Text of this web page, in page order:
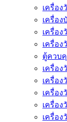
เครื่อ
เครื่อ
เครื่อง
เครื่อง
ตู้ควบ
เครื่อ
เครื่อ
เครื่อ
เครื่อง
เครื่อ